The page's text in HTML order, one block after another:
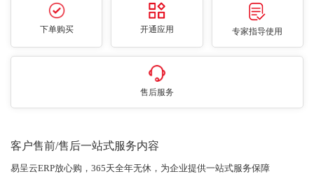
下单购买 开通应用 专家指导使用
售后服务
客户售前/售后一站式服务内容
易呈云ERP放心购，365天全年无休，为企业提供一站式服务保障